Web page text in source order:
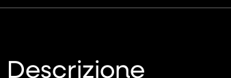
Descrizione